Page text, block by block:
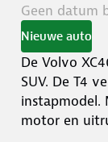
Geen datum
Nieuwe auto
De Volvo
SUV. De T4
instapmodel.
motor en